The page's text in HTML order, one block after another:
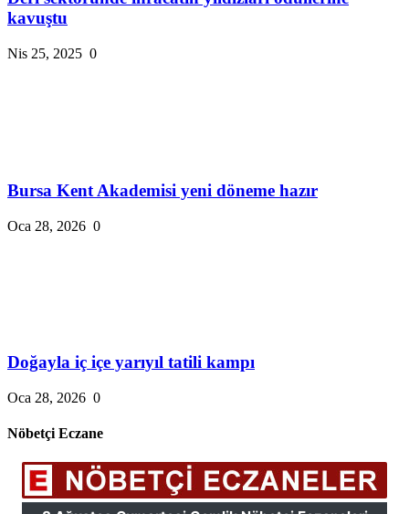
kavuştu
Nis 25, 2025 0
Bursa Kent Akademisi yeni döneme hazır
Oca 28, 2026 0
Doğayla iç içe yarıyıl tatili kampı
Oca 28, 2026 0
Nöbetçi Eczane